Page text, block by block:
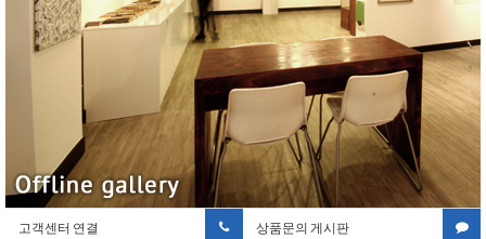
고객센터 연결 상품문의 게시판